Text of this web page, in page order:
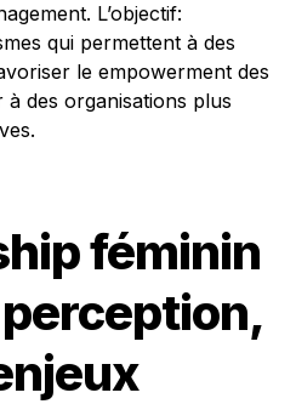
L’objectif:
qui permettent à des
le empowerment des
des organisations plus
féminin